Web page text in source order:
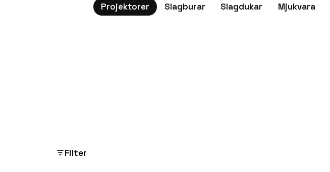
Projektorer
Slagburar Slagdukar Mjukvara
Filter